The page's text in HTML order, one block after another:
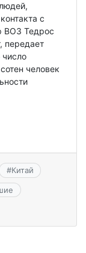
с
ВОЗ Тедрос
передает
человек
#Китай